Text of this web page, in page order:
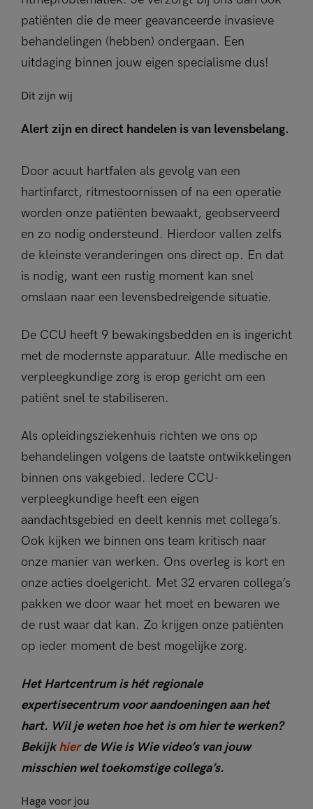
patiënten die de meer geavanceerde invasieve
behandelingen (hebben) ondergaan. Een
uitdaging binnen jouw eigen specialisme dus!
Dit zijn wij
Alert zijn en direct handelen is van levensbelang.
Door acuut hartfalen als gevolg van een
hartinfarct, ritmestoornissen of na een operatie
worden onze patiënten bewaakt, geobserveerd
en zo nodig ondersteund. Hierdoor vallen zelfs
de kleinste veranderingen ons direct op. En dat
is nodig, want een rustig moment kan snel
omslaan naar een levensbedreigende situatie.
De CCU heeft 9 bewakingsbedden en is ingericht
met de modernste apparatuur. Alle medische en
verpleegkundige zorg is erop gericht om een
patiënt snel te stabiliseren.
Als opleidingsziekenhuis richten we ons op
behandelingen volgens de laatste ontwikkelingen
binnen ons vakgebied. Iedere CCU-
verpleegkundige heeft een eigen
aandachtsgebied en deelt kennis met collega’s.
Ook kijken we binnen ons team kritisch naar
onze manier van werken. Ons overleg is kort en
onze acties doelgericht. Met 32 ervaren collega’s
pakken we door waar het moet en bewaren we
de rust waar dat kan. Zo krijgen onze patiënten
op ieder moment de best mogelijke zorg.
Het Hartcentrum is hét regionale
expertisecentrum voor aandoeningen aan het
hart. Wil je weten hoe het is om hier te werken?
Bekijkhierde Wie is Wie video’s van jouw
misschien wel toekomstige collega’s.
Haga voor jou